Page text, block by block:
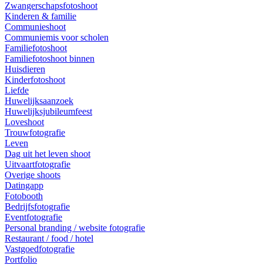
Zwangerschapsfotoshoot
Kinderen & familie
Communieshoot
Communiemis voor scholen
Familiefotoshoot
Familiefotoshoot binnen
Huisdieren
Kinderfotoshoot
Liefde
Huwelijksaanzoek
Huwelijksjubileumfeest
Loveshoot
Trouwfotografie
Leven
Dag uit het leven shoot
Uitvaartfotografie
Overige shoots
Datingapp
Fotobooth
Bedrijfsfotografie
Eventfotografie
Personal branding / website fotografie
Restaurant / food / hotel
Vastgoedfotografie
Portfolio